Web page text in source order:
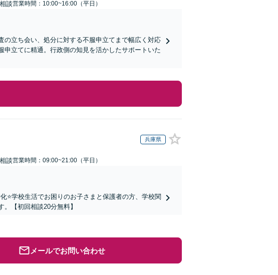
談営業時間：10:00~16:00（平日）
の立ち会い、処分に対する不服申立てまで幅広く対応
立てに精通。行政側の知見を活かしたサポートいた
兵庫県
談営業時間：09:00~21:00（平日）
⭐️学校生活でお困りのお子さまと保護者の方、学校関
【初回相談20分無料】
メールでお問い合わせ